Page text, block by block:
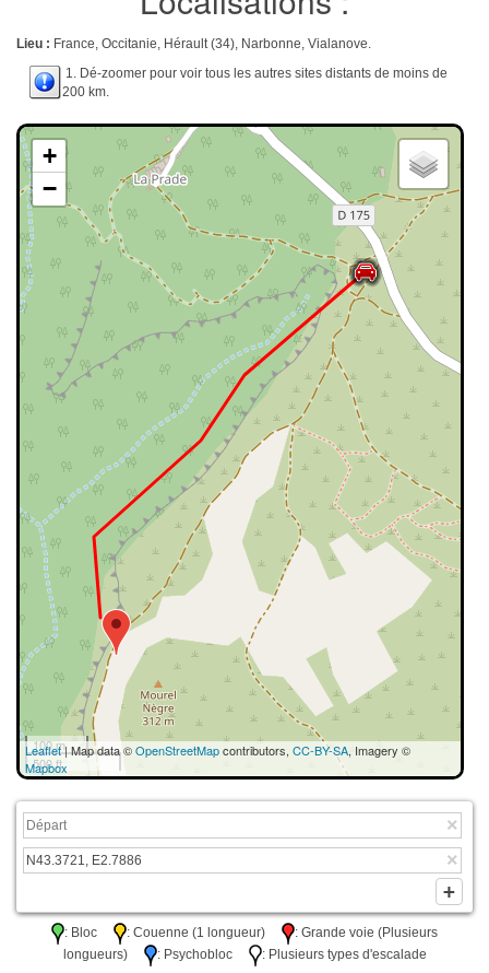
Lieu : France, Occitanie, Hérault (34), Narbonne, Vialanove.
1. Dé-zoomer pour voir tous les autres sites distants de moins de
200 km.
+
−
100 m
500 ft
Leaflet| Map data ©OpenStreetMapcontributors, CC-BY-SA, Imagery ©
Mapbox
: Bloc : Couenne (1 longueur)
: Grande voie (Plusieurs
longueurs)
: Psychobloc : Plusieurs types d'escalade